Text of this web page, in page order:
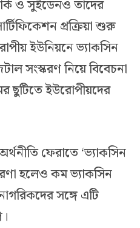
ও সুইডেনও তাদের
প্রক্রিয়া শুরু
ইউনিয়নে ভ্যাকসিন
সংস্করণ নিয়ে বিবেচনা
ছুটিতে ইউরোপীয়দের
ফেরাতে ‘ভ্যাকসিন
হলেও কম ভ্যাকসিন
সঙ্গে এটি